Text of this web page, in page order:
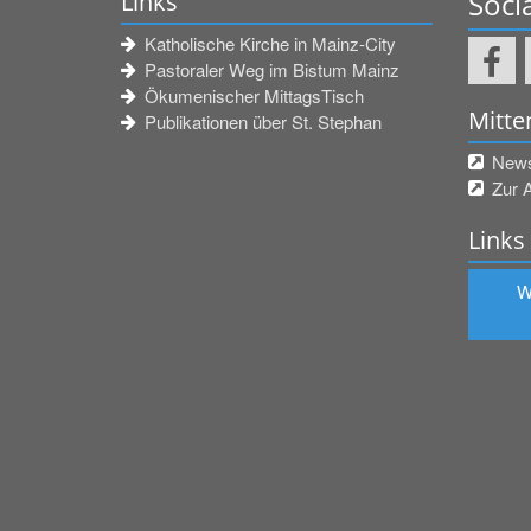
Katholische Kirche in Mainz-City
Pastoraler Weg im Bistum Mainz
Ökumenischer MittagsTisch
Publikationen über St. Stephan
Zur
Links